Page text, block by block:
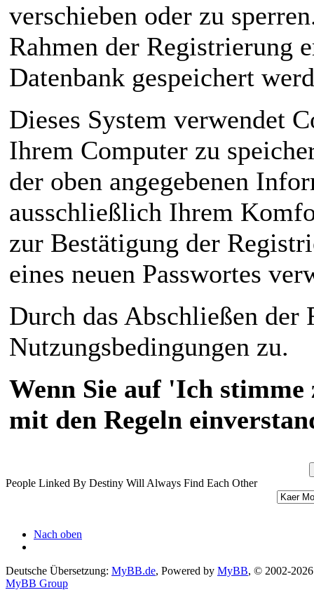
verschieben oder zu
Rahmen der Registrierung
Datenbank gespeichert
Dieses System verwendet
Ihrem Computer zu
der oben angegebenen
ausschließlich Ihrem
zur Bestätigung der
eines neuen Passwortes
Durch das Abschließen der
Nutzungsbedingungen zu.
Wenn Sie auf 'Ich
mit den Regeln
People Linked By Destiny Will Always Find Each Other
Nach oben
Deutsche Übersetzung: MyBB.de, Powered by MyBB, © 2002-2026
MyBB Group